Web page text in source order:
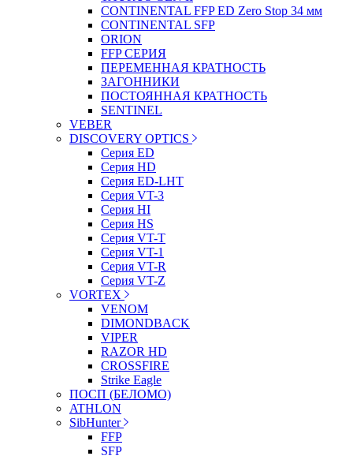
CONTINENTAL FFP ED Zero Stop 34 мм
CONTINENTAL SFP
ORION
FFP СЕРИЯ
ПЕРЕМЕННАЯ КРАТНОСТЬ
ЗАГОННИКИ
ПОСТОЯННАЯ КРАТНОСТЬ
SENTINEL
VEBER
DISCOVERY OPTICS
Серия ED
Серия HD
Серия ED-LHT
Серия VT-3
Серия HI
Серия HS
Серия VT-T
Серия VT-1
Серия VT-R
Серия VT-Z
VORTEX
VENOM
DIMONDBACK
VIPER
RAZOR HD
CROSSFIRE
Strike Eagle
ПОСП (БЕЛОМО)
ATHLON
SibHunter
FFP
SFP